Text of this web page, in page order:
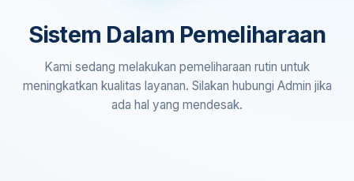
Sistem Dalam Pemeliharaan
Kami sedang melakukan pemeliharaan rutin untuk
meningkatkan kualitas layanan. Silakan hubungi Admin jika
ada hal yang mendesak.